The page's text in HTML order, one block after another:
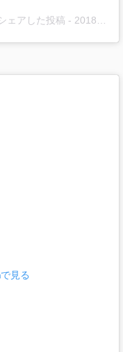
ェアした投稿 - 2018年12月月29日午後6時49分PST
見る